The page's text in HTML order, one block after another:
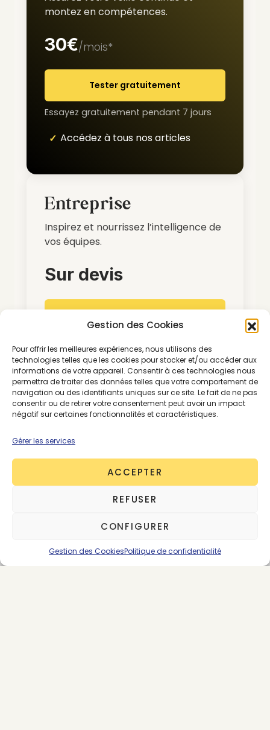
Gestion des Cookies
Pour offrir les meilleures expériences, nous utilisons des
technologies telles que les cookies pour stocker et/ou accéder aux
informations de votre appareil. Consentir à ces technologies nous
permettra de traiter des données telles que votre comportement de
navigation ou des identifiants uniques sur ce site. Le fait de ne pas
consentir ou de retirer votre consentement peut avoir un impact
négatif sur certaines fonctionnalités et caractéristiques.
Gérer les services
ACCEPTER
REFUSER
CONFIGURER
Gestion des CookiesPolitique de confidentialité
montez en compétences.
30€/mois*
Tester gratuitement
Essayez gratuitement pendant 7 jours
Accédez à tous nos articles
Entreprise
Inspirez et nourrissez l’intelligence de
vos équipes.
Sur devis
Accédez à tous nos articles et
contenus
Décryptez les enjeux systémiques
et découvrez les solutions clés
pour le secteur
Tarifs préférentiels sur nos
Pour nous contacter :
morning@thegoodgoods.fr
reconduction